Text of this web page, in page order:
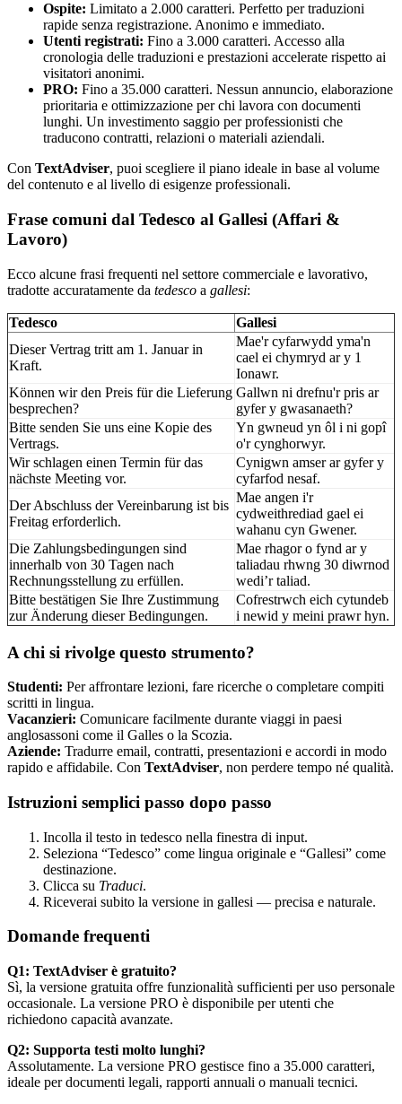
Ospite: Limitato a 2.000 caratteri. Perfetto per traduzioni
rapide senza registrazione. Anonimo e immediato.
Utenti registrati: Fino a 3.000 caratteri. Accesso alla
cronologia delle traduzioni e prestazioni accelerate rispetto ai
visitatori anonimi.
PRO: Fino a 35.000 caratteri. Nessun annuncio, elaborazione
prioritaria e ottimizzazione per chi lavora con documenti
lunghi. Un investimento saggio per professionisti che
traducono contratti, relazioni o materiali aziendali.
Con TextAdviser, puoi scegliere il piano ideale in base al volume
del contenuto e al livello di esigenze professionali.
Frase comuni dal Tedesco al Gallesi (Affari &
Lavoro)
Ecco alcune frasi frequenti nel settore commerciale e lavorativo,
tradotte accuratamente da tedesco a gallesi:
Tedesco
Gallesi
Dieser Vertrag tritt am 1. Januar in
Kraft.
Mae'r cyfarwydd yma'n
cael ei chymryd ar y 1
Ionawr.
Können wir den Preis für die Lieferung
besprechen?
Gallwn ni drefnu'r pris ar
gyfer y gwasanaeth?
Bitte senden Sie uns eine Kopie des
Vertrags.
Yn gwneud yn ôl i ni gopî
o'r cynghorwyr.
Wir schlagen einen Termin für das
nächste Meeting vor.
Cynigwn amser ar gyfer y
cyfarfod nesaf.
Der Abschluss der Vereinbarung ist bis
Freitag erforderlich.
Mae angen i'r
cydweithrediad gael ei
wahanu cyn Gwener.
Die Zahlungsbedingungen sind
innerhalb von 30 Tagen nach
Rechnungsstellung zu erfüllen.
Mae rhagor o fynd ar y
taliadau rhwng 30 diwrnod
wedi’r taliad.
Bitte bestätigen Sie Ihre Zustimmung
zur Änderung dieser Bedingungen.
Cofrestrwch eich cytundeb
i newid y meini prawr hyn.
A chi si rivolge questo strumento?
Studenti: Per affrontare lezioni, fare ricerche o completare compiti
scritti in lingua.
Vacanzieri: Comunicare facilmente durante viaggi in paesi
anglosassoni come il Galles o la Scozia.
Aziende: Tradurre email, contratti, presentazioni e accordi in modo
rapido e affidabile. Con TextAdviser, non perdere tempo né qualità.
Istruzioni semplici passo dopo passo
Incolla il testo in tedesco nella finestra di input.
Seleziona “Tedesco” come lingua originale e “Gallesi” come
destinazione.
Clicca su Traduci.
Riceverai subito la versione in gallesi — precisa e naturale.
Domande frequenti
Q1: TextAdviser è gratuito?
Sì, la versione gratuita offre funzionalità sufficienti per uso personale
occasionale. La versione PRO è disponibile per utenti che
richiedono capacità avanzate.
Q2: Supporta testi molto lunghi?
Assolutamente. La versione PRO gestisce fino a 35.000 caratteri,
ideale per documenti legali, rapporti annuali o manuali tecnici.